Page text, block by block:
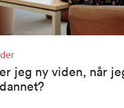
jeg ny viden, når